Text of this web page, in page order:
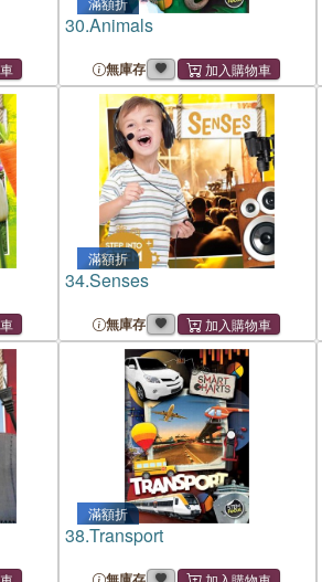
30.Animals
無庫存
滿額折
34.Senses
無庫存
滿額折
38.Transport